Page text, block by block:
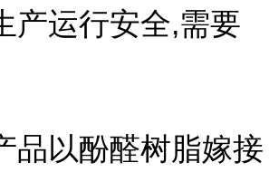
产运行安全,需要
品以酚醛树脂嫁接